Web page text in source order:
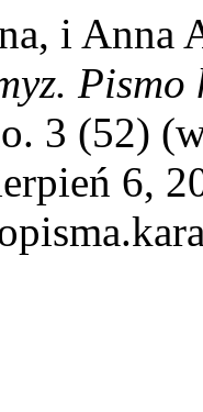
i Anna
3 (52)
6,